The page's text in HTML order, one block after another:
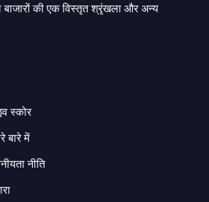
बाजारों की एक विस्तृत श्रृंखला और अन्य
स्कोर
बारे में
नीति